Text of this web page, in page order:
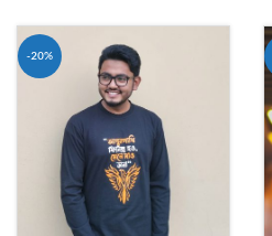
-20%